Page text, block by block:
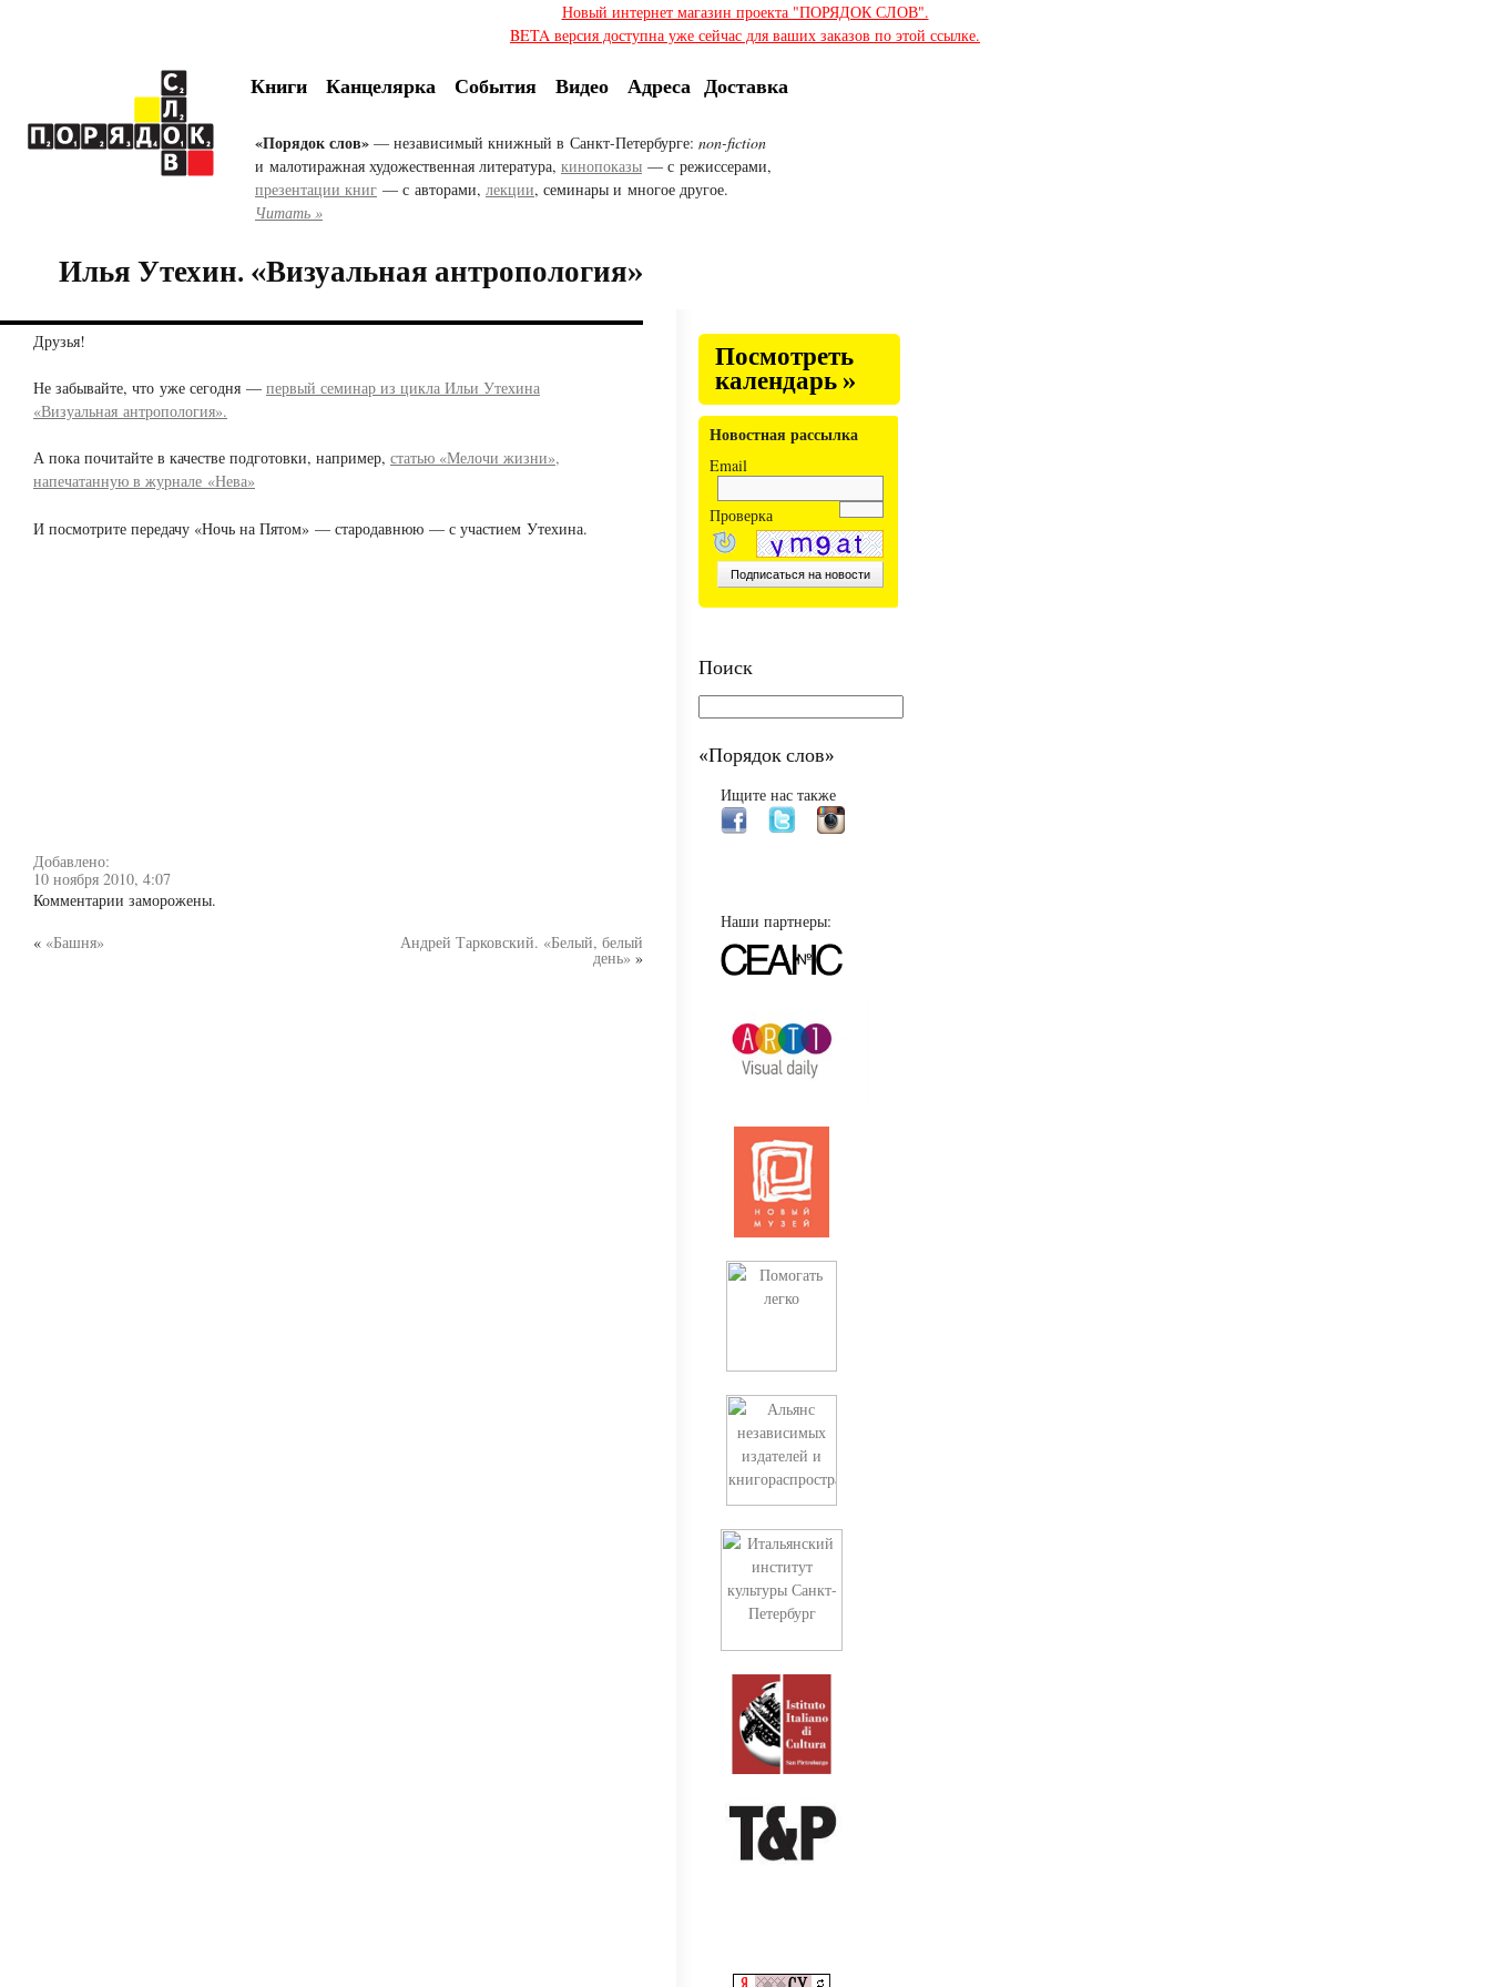
Новый интернет магазин проекта "ПОРЯДОК СЛОВ".
BETA версия доступна уже сейчас для ваших заказов по этой ссылке.
Книги Канцелярка События Видео Адреса Доставка
«Порядок слов» — независимый книжный в Санкт-Петербурге: non-fiction
и малотиражная художественная литература, кинопоказы — с режиссерами,
презентации книг — с авторами, лекции, семинары и многое другое.
Читать »
Илья Утехин. «Визуальная антропология»
Друзья!
Не забывайте, что уже сегодня — первый семинар из цикла Ильи Утехина
«Визуальная антропология».
А пока почитайте в качестве подготовки, например, статью «Мелочи жизни»,
напечатанную в журнале «Нева»
И посмотрите передачу «Ночь на Пятом» — стародавнюю — с участием Утехина.
Добавлено:
10 ноября 2010, 4:07
Комментарии заморожены.
« «Башня» Андрей Тарковский. «Белый, белый
день» »
Посмотреть
календарь »
Новостная рассылка
Email
Проверка
Поиск
«Порядок слов»
Ищите нас также
Наши партнеры: